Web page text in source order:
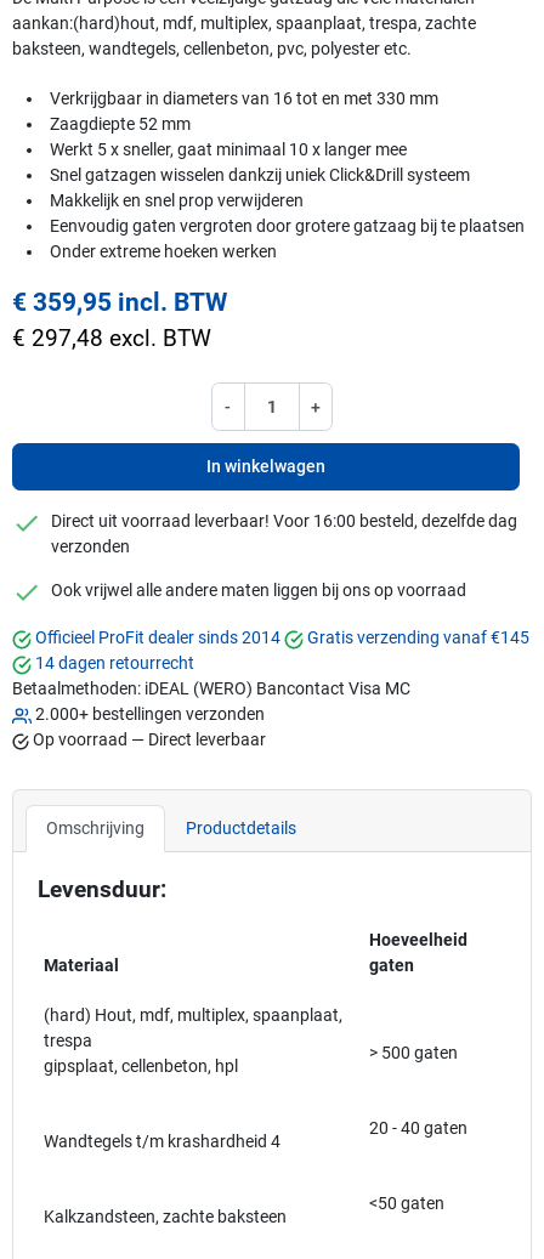
aankan:(hard)hout, mdf, multiplex, spaanplaat, trespa, zachte
baksteen, wandtegels, cellenbeton, pvc, polyester etc.
Verkrijgbaar in diameters van 16 tot en met 330 mm
Zaagdiepte 52 mm
Werkt 5 x sneller, gaat minimaal 10 x langer mee
Snel gatzagen wisselen dankzij uniek Click&Drill systeem
Makkelijk en snel prop verwijderen
Eenvoudig gaten vergroten door grotere gatzaag bij te plaatsen
Onder extreme hoeken werken
€ 359,95 incl. BTW
€ 297,48 excl. BTW
- +
In winkelwagen
checkmark
Direct uit voorraad leverbaar! Voor 16:00 besteld, dezelfde dag
verzonden
checkmark
Ook vrijwel alle andere maten liggen bij ons op voorraad
Officieel ProFit dealer sinds 2014
Gratis verzending vanaf €145
14 dagen retourrecht
Betaalmethoden: iDEAL (WERO) Bancontact Visa MC
2.000+ bestellingen verzonden
Op voorraad — Direct leverbaar
Omschrijving Productdetails
Levensduur:
Materiaal
Hoeveelheid
gaten
(hard) Hout, mdf, multiplex, spaanplaat,
trespa
gipsplaat, cellenbeton, hpl
> 500 gaten
Wandtegels t/m krashardheid 4
20 - 40 gaten
Kalkzandsteen, zachte baksteen
<50 gaten